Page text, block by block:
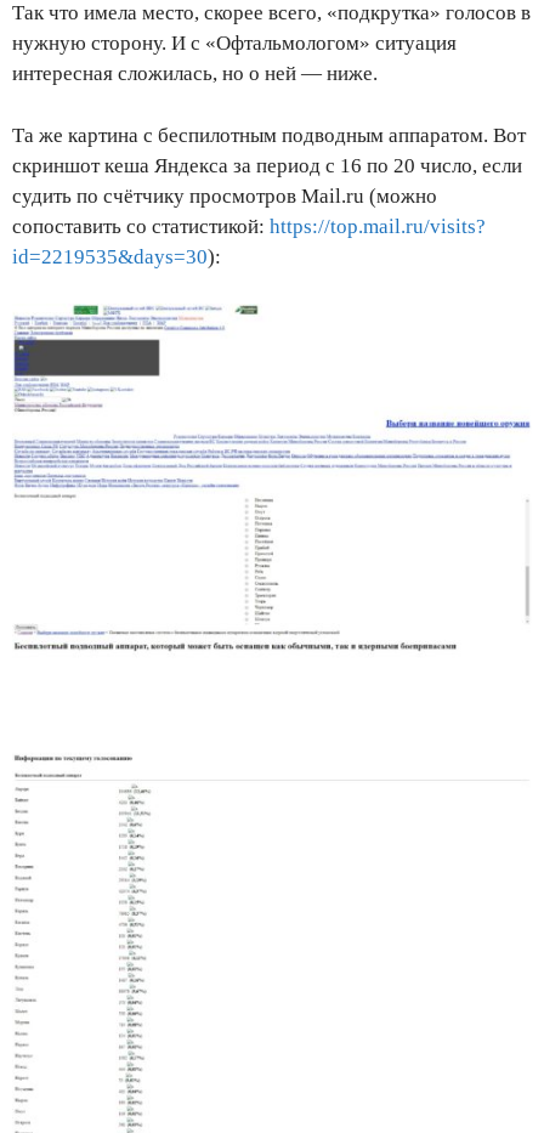
Так что имела место, скорее всего, «подкрутка» голосов в
нужную сторону. И с «Офтальмологом» ситуация
интересная сложилась, но о ней — ниже.
Та же картина с беспилотным подводным аппаратом. Вот
скриншот кеша Яндекса за период с 16 по 20 число, если
судить по счётчику просмотров Mail.ru (можно
сопоставить со статистикой: https://top.mail.ru/visits?
id=2219535&days=30):